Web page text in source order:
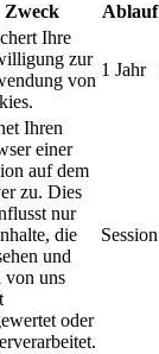
Zweck Ablauf
Ihre
zur
von
1 Jahr
Ihren
einer
auf dem
zu. Dies
nur
die
und
von uns
oder
Session